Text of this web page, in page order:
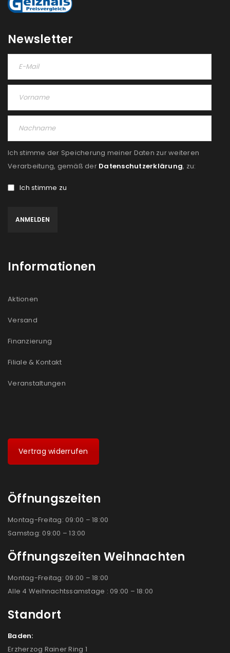
Newsletter
Ich stimme der Speicherung meiner Daten zur weiteren
Verarbeitung, gemäß der Datenschutzerklärung, zu:
Ich stimme zu
Informationen
Aktionen
Versand
Finanzierung
Filiale & Kontakt
Veranstaltungen
Vertrag widerrufen
Öffnungszeiten
Montag-Freitag: 09:00 – 18:00
Samstag: 09:00 – 13:00
Öffnungszeiten Weihnachten
Montag-Freitag: 09:00 – 18:00
Alle 4 Weihnachtssamstage : 09:00 – 18:00
Standort
Baden:
Erzherzog Rainer Ring 1